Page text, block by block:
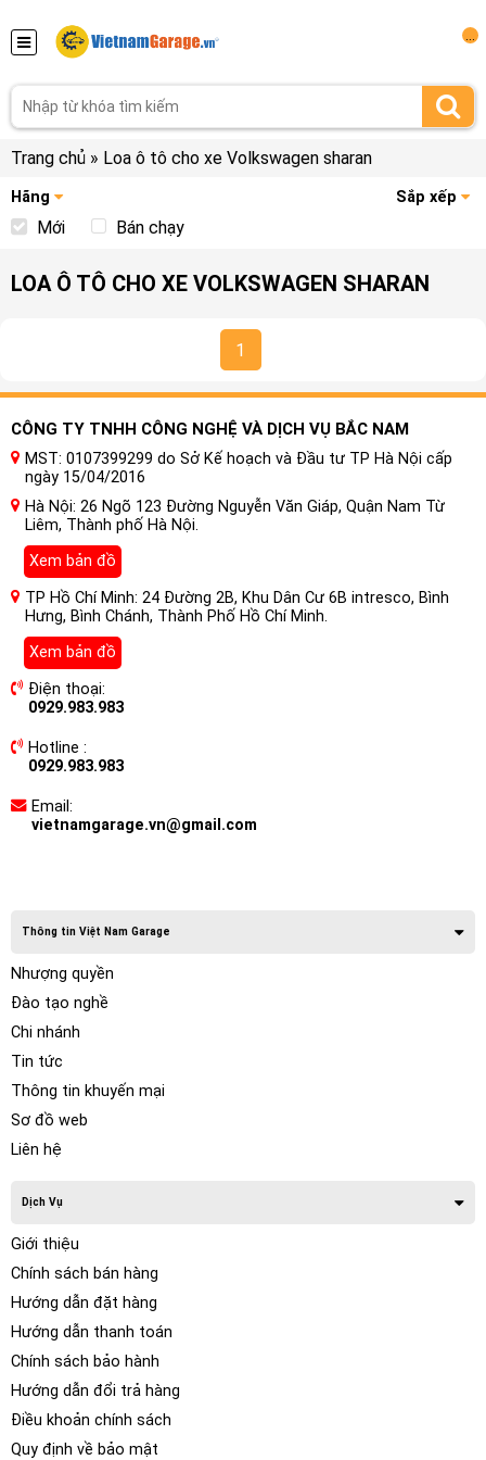
Trang chủ » Loa ô tô cho xe Volkswagen sharan
Hãng Sắp xếp
Mới Bán chạy
LOA Ô TÔ CHO XE VOLKSWAGEN SHARAN
1
CÔNG TY TNHH CÔNG NGHỆ VÀ DỊCH VỤ BẮC NAM
MST: 0107399299 do Sở Kế hoạch và Đầu tư TP Hà Nội cấp
ngày 15/04/2016
Hà Nội: 26 Ngõ 123 Đường Nguyễn Văn Giáp, Quận Nam Từ
Liêm, Thành phố Hà Nội.
Xem bản đồ
TP Hồ Chí Minh: 24 Đường 2B, Khu Dân Cư 6B intresco, Bình
Hưng, Bình Chánh, Thành Phố Hồ Chí Minh.
Xem bản đồ
Điện thoại:
0929.983.983
Hotline :
0929.983.983
Email:
vietnamgarage.vn@gmail.com
Thông tin Việt Nam Garage
Nhượng quyền
Đào tạo nghề
Chi nhánh
Tin tức
Thông tin khuyến mại
Sơ đồ web
Liên hệ
Dịch Vụ
Giới thiệu
Chính sách bán hàng
Hướng dẫn đặt hàng
Hướng dẫn thanh toán
Chính sách bảo hành
Hướng dẫn đổi trả hàng
Điều khoản chính sách
Quy định về bảo mật